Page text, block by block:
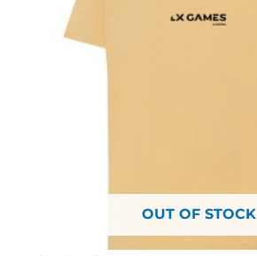
OUT OF STOCK
The
options
the
product
page